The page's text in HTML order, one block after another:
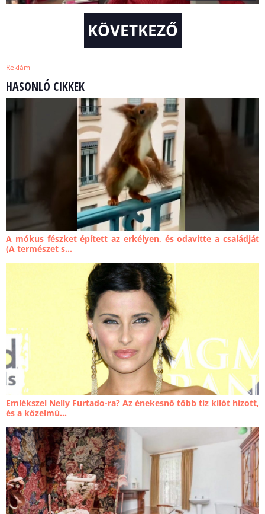
KÖVETKEZŐ
Reklám
HASONLÓ CIKKEK
A mókus fészket épített az erkélyen, és odavitte a családját
(A természet s...
Emlékszel Nelly Furtado-ra? Az énekesnő több tíz kilót hízott,
és a közelmú...